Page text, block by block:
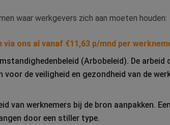
waar werkgevers zich aan moeten houden:
via ons al vanaf €11,63 p/mnd per
(Arbobeleid). De
de veiligheid en gezondheid van de
van werknemers bij de bron aanpakken.
door een stiller type.